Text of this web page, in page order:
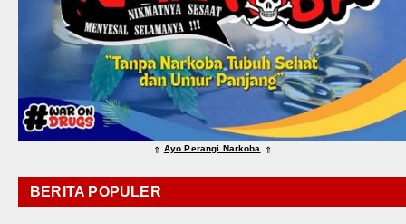
⇑ Ayo Perangi Narkoba ⇑
BERITA POPULER